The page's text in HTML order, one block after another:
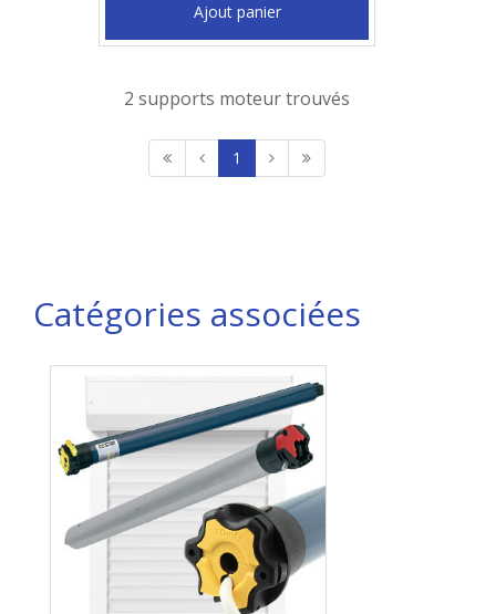
Ajout panier
2 supports moteur trouvés
1
Catégories associées